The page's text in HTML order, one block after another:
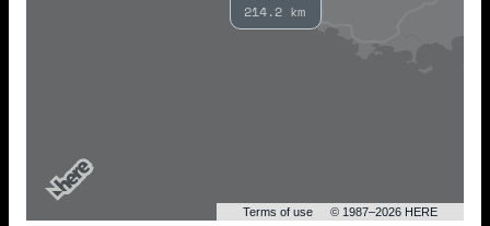
214.2 km
Terms of use © 1987–2026 HERE